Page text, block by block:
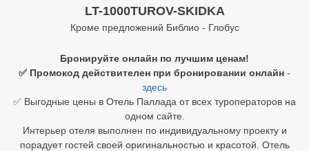
LT-1000TUROV-SKIDKA
Кроме предложений Библио - Глобус
Бронируйте онлайн по лучшим ценам!
✅ Промокод действителен при бронировании онлайн -
здесь
✅ Выгодные цены в Отель Паллада от всех туроператоров на
одном сайте.
Интерьер отеля выполнен по индивидуальному проекту и
порадует гостей своей оригинальностью и красотой. Отель
Шри Ланка